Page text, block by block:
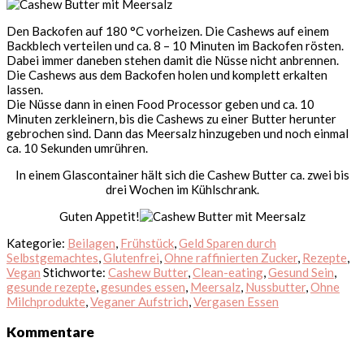
Den Backofen auf 180 °C vorheizen. Die Cashews auf einem
Backblech verteilen und ca. 8 – 10 Minuten im Backofen rösten.
Dabei immer daneben stehen damit die Nüsse nicht anbrennen.
Die Cashews aus dem Backofen holen und komplett erkalten
lassen.
Die Nüsse dann in einen Food Processor geben und ca. 10
Minuten zerkleinern, bis die Cashews zu einer Butter herunter
gebrochen sind. Dann das Meersalz hinzugeben und noch einmal
ca. 10 Sekunden umrühren.
In einem Glascontainer hält sich die Cashew Butter ca. zwei bis
drei Wochen im Kühlschrank.
Guten Appetit!
Kategorie: Beilagen, Frühstück,Geld Sparen durch
Selbstgemachtes,Glutenfrei,Ohne raffinierten Zucker, Rezepte,
Vegan Stichworte: Cashew Butter,Clean-eating,Gesund Sein,
gesunde rezepte,gesundes essen, Meersalz, Nussbutter,Ohne
Milchprodukte,Veganer Aufstrich,Vergasen Essen
Leser-
Kommentare